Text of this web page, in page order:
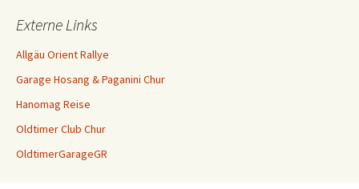
Externe Links
Allgäu Orient Rallye
Garage Hosang & Paganini Chur
Hanomag Reise
Oldtimer Club Chur
OldtimerGarageGR